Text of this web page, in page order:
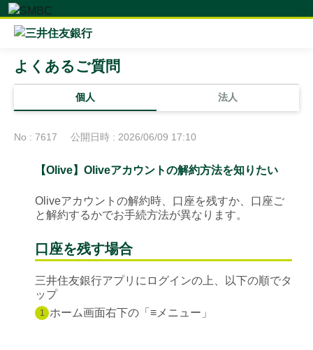
個人 法人
よくあるご質問
No : 7617 公開日時 : 2026/06/09 17:10
【Olive】Oliveアカウントの解約方法を知りたい
Oliveアカウントの解約時、口座を残すか、口座ご
と解約するかでお手続方法が異なります。
口座を残す場合
三井住友銀行アプリにログインの上、以下の順でタ
ップ
1 ホーム画面右下の「≡メニュー」